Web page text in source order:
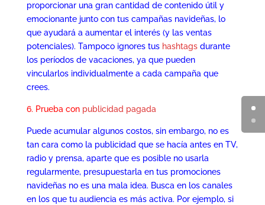
proporcionar una gran cantidad de contenido útil y
emocionante junto con tus campañas navideñas, lo
que ayudará a aumentar el interés (y las ventas
potenciales). Tampoco ignores tus hashtagsdurante
los períodos de vacaciones, ya que pueden
vincularlos individualmente a cada campaña que
crees.
6. Prueba con publicidad pagada
Puede acumular algunos costos, sin embargo, no es
tan cara como la publicidad que se hacía antes en TV,
radio y prensa, aparte que es posible no usarla
regularmente, presupuestarla en tus promociones
navideñas no es una mala idea. Busca en los canales
en los que tu audiencia es más activa. Por ejemplo, si